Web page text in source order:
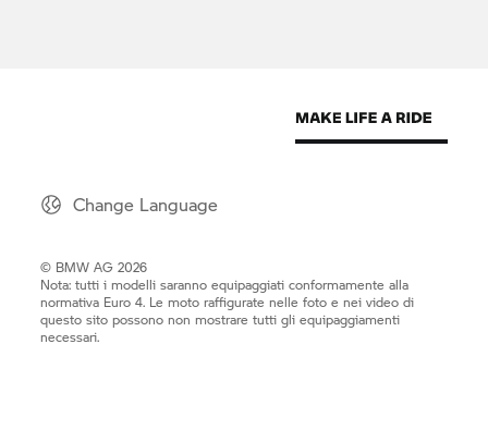
Change Language
© BMW AG 2026
Nota: tutti i modelli saranno equipaggiati conformamente alla
normativa Euro 4. Le moto raffigurate nelle foto e nei video di
questo sito possono non mostrare tutti gli equipaggiamenti
necessari.